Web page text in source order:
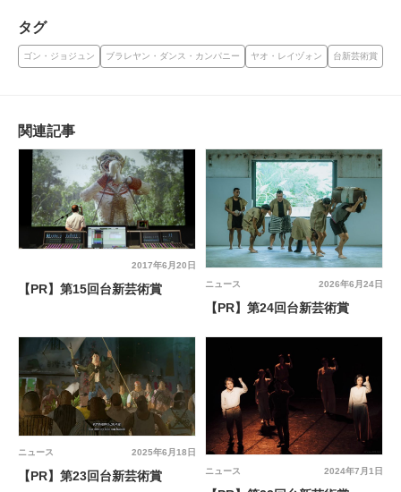
タグ
ゴン・ジョジュン ブラレヤン・ダンス・カンパニー ヤオ・レイヅォン 台新芸術賞
関連記事
2017年6月20日
【PR】第15回台新芸術賞 2026年6月24日
ニュース
【PR】第24回台新芸術賞
2025年6月18日
ニュース
【PR】第23回台新芸術賞 2024年7月1日
ニュース